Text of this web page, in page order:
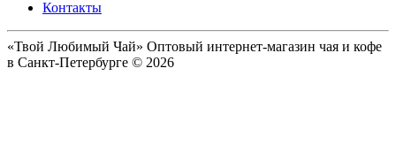
Контакты
«Твой Любимый Чай» Оптовый интернет-магазин чая и кофе
в Санкт-Петербурге © 2026